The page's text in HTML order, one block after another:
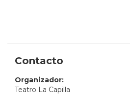
Contacto
Organizador:
Teatro La Capilla